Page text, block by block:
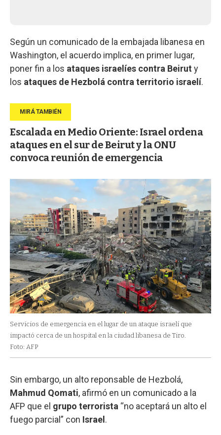
Según un comunicado de la embajada libanesa en
Washington, el acuerdo implica, en primer lugar,
poner fin a los ataques israelíes contra Beirut y
los ataques de Hezbolá contra territorio israelí.
Escalada en Medio Oriente: Israel ordena
ataques en el sur de Beirut y la ONU
convoca reunión de emergencia
Servicios de emergencia en el lugar de un ataque israelí que
impactó cerca de un hospital en la ciudad libanesa de Tiro.
Foto: AFP
Sin embargo, un alto reponsable de Hezbolá,
Mahmud Qomati, afirmó en un comunicado a la
AFP que el grupo terrorista “no aceptará un alto el
fuego parcial” con Israel .